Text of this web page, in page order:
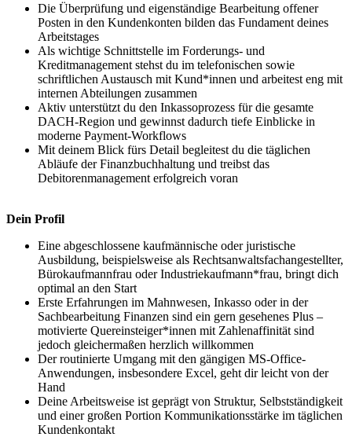
Die Überprüfung und eigenständige Bearbeitung offener
Posten in den Kundenkonten bilden das Fundament deines
Arbeitstages
Als wichtige Schnittstelle im Forderungs- und
Kreditmanagement stehst du im telefonischen sowie
schriftlichen Austausch mit Kund*innen und arbeitest eng mit
internen Abteilungen zusammen
Aktiv unterstützt du den Inkassoprozess für die gesamte
DACH-Region und gewinnst dadurch tiefe Einblicke in
moderne Payment-Workflows
Mit deinem Blick fürs Detail begleitest du die täglichen
Abläufe der Finanzbuchhaltung und treibst das
Debitorenmanagement erfolgreich voran
Dein Profil
Eine abgeschlossene kaufmännische oder juristische
Ausbildung, beispielsweise als Rechtsanwaltsfachangestellter,
Bürokaufmannfrau oder Industriekaufmann*frau, bringt dich
optimal an den Start
Erste Erfahrungen im Mahnwesen, Inkasso oder in der
Sachbearbeitung Finanzen sind ein gern gesehenes Plus –
motivierte Quereinsteiger*innen mit Zahlenaffinität sind
jedoch gleichermaßen herzlich willkommen
Der routinierte Umgang mit den gängigen MS-Office-
Anwendungen, insbesondere Excel, geht dir leicht von der
Hand
Deine Arbeitsweise ist geprägt von Struktur, Selbstständigkeit
und einer großen Portion Kommunikationsstärke im täglichen
Kundenkontakt